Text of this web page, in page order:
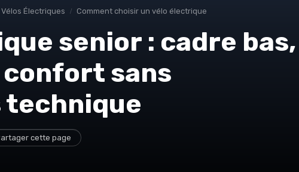
Électriques Comment choisir un vélo électrique
senior : cadre bas,
sans
technique
cette page